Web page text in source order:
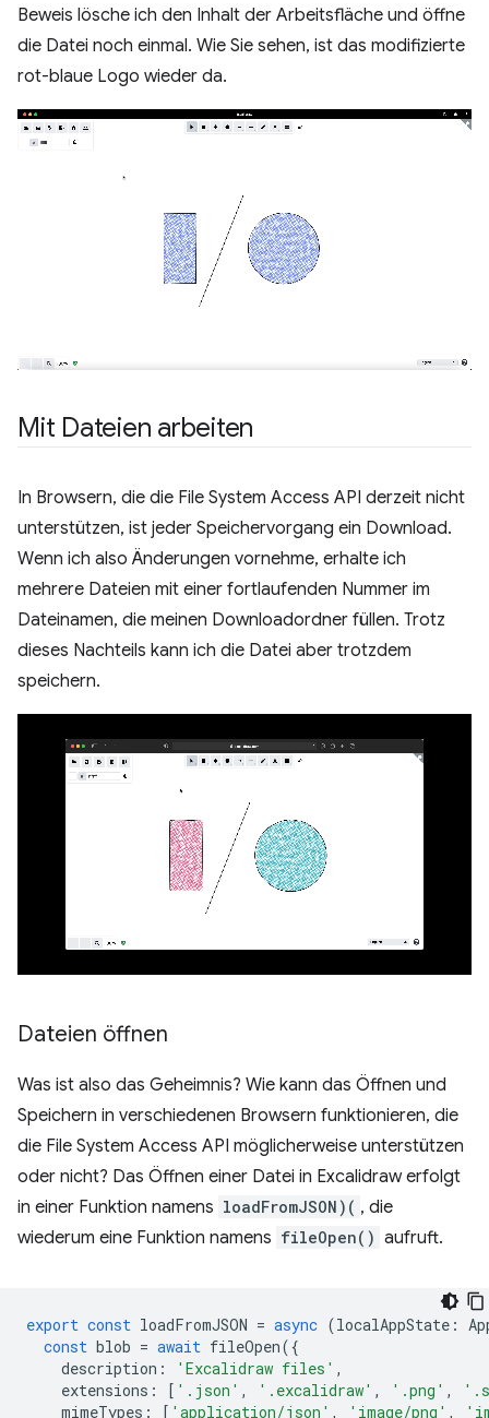
Beweis lösche ich den Inhalt der Arbeitsfläche und öffne
die Datei noch einmal. Wie Sie sehen, ist das modifizierte
rot-blaue Logo wieder da.
Mit Dateien arbeiten
In Browsern, die die File System Access API derzeit nicht
unterstützen, ist jeder Speichervorgang ein Download.
Wenn ich also Änderungen vornehme, erhalte ich
mehrere Dateien mit einer fortlaufenden Nummer im
Dateinamen, die meinen Downloadordner füllen. Trotz
dieses Nachteils kann ich die Datei aber trotzdem
speichern.
Dateien öffnen
Was ist also das Geheimnis? Wie kann das Öffnen und
Speichern in verschiedenen Browsern funktionieren, die
die File System Access API möglicherweise unterstützen
oder nicht? Das Öffnen einer Datei in Excalidraw erfolgt
in einer Funktion namens loadFromJSON)( , die
wiederum eine Funktion namens fileOpen() aufruft.
export const loadFromJSON = async (localAppState :
const blob = await fileOpen({
description : 'Excalidraw files' ,
extensions : [ '.json' , '.excalidraw' , '.png' ,
mimeTypes : [ 'application/json' , 'image/png' ,